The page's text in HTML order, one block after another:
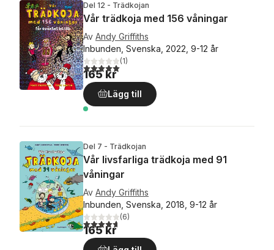
Del 12 - Trädkojan
Vår trädkoja med 156 våningar
Av Andy Griffiths
Inbunden, Svenska, 2022, 9-12 år
5,0utav 5 stjärnor. Totalt antal röster:
(1)
165 kr
Lägg till
Del 7 - Trädkojan
Vår livsfarliga trädkoja med 91
våningar
Av Andy Griffiths
Inbunden, Svenska, 2018, 9-12 år
4,7utav 5 stjärnor. Totalt antal röster:
(6)
165 kr